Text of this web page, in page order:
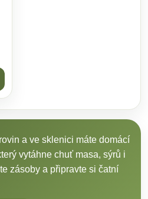
a ve sklenici máte domácí
vytáhne chuť masa, sýrů i
zásoby a připravte si čatní